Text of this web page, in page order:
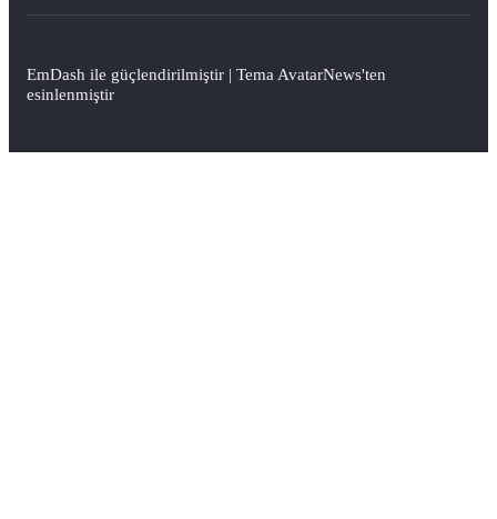
EmDash ile güçlendirilmiştir | Tema AvatarNews'ten
esinlenmiştir